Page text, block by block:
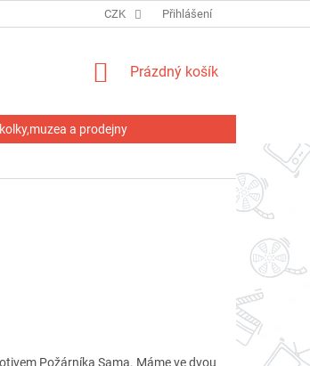
CZK Přihlášení
NÁKUPNÍ
Prázdný košík
a prodejny
Požárníka Sama. Máme ve dvou